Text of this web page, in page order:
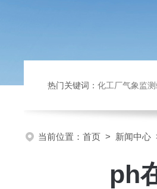
热门关键词： 化工厂气象监测
当前位置： 首页 > 新闻中心
ph